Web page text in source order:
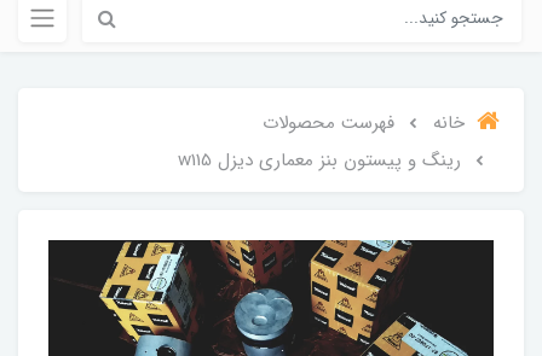
خانه
فهرست محصولات
رینگ و پیستون بنز معماری دیزل w115